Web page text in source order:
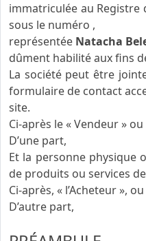
immatriculée au Registre
sous le numéro ,
représentée Natacha
dûment habilité aux fins
La société peut être
formulaire de contact
site.
Ci-après le « Vendeur » ou
D’une part,
Et la personne physique
de produits ou services
Ci-après, « l’Acheteur »,
D’autre part,